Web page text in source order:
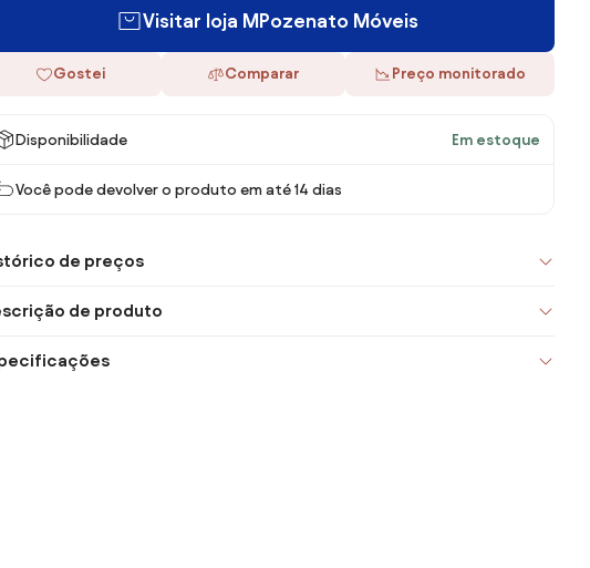
Visitar loja MPozenato Móveis
Gostei Comparar Preço monitorado
Disponibilidade Em estoque
Você pode devolver o produto em até 14 dias
de preços
de produto